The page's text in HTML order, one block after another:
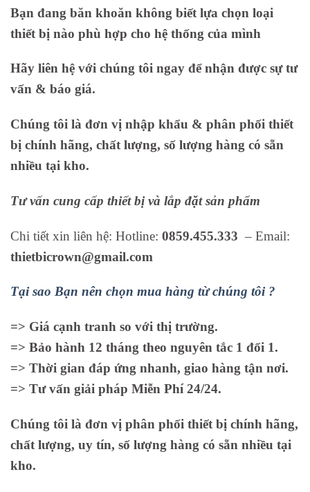
Bạn đang băn khoăn không biết lựa chọn loại
thiết bị nào phù hợp cho hệ thống của mình
Hãy liên hệ với chúng tôi ngay để nhận được sự tư
vấn & báo giá.
Chúng tôi là đơn vị nhập khẩu & phân phối thiết
bị chính hãng, chất lượng, số lượng hàng có sẵn
nhiều tại kho.
Tư vấn cung cấp thiết bị và lắp đặt sản phẩm
Chi tiết xin liên hệ: Hotline: 0859.455.333 – Email:
thietbicrown@gmail.com
Tại sao Bạn nên chọn mua hàng từ chúng tôi ?
=> Giá cạnh tranh so với thị trường.
=> Bảo hành 12 tháng theo nguyên tắc 1 đổi 1.
=> Thời gian đáp ứng nhanh, giao hàng tận nơi.
=> Tư vấn giải pháp Miễn Phí 24/24.
Chúng tôi là đơn vị phân phối thiết bị chính hãng,
chất lượng, uy tín, số lượng hàng có sẵn nhiều tại
kho.